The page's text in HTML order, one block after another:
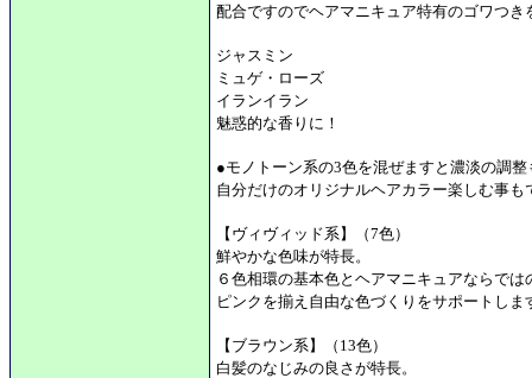
配合ですのでヘアマニキュア特有のゴワつき
ジャスミン
ミュゲ・ローズ
イランイラン
魅惑的な香りに！
●モノトーン系の3色を混ぜますと濃淡の調整
自分だけのオリジナルヘアカラー楽しむ事も
【ヴィヴィッド系】（7色）
鮮やかな色味が特長。
６色相環の基本色とヘアマニキュアならでは
ピンクを揃え自由な色づくりをサポートしま
【ブラウン系】（13色）
白髪のなじみの良さが特長。